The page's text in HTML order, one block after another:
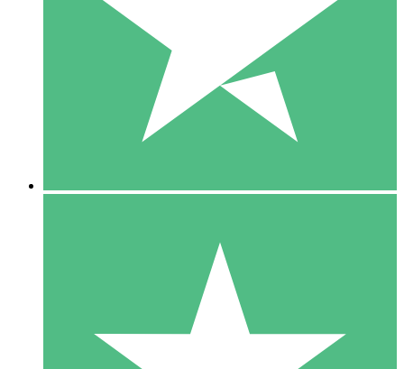
Paga a consumo con crediti di download. Nessun impegno
1 Download
10
US$1500
10 Download
20